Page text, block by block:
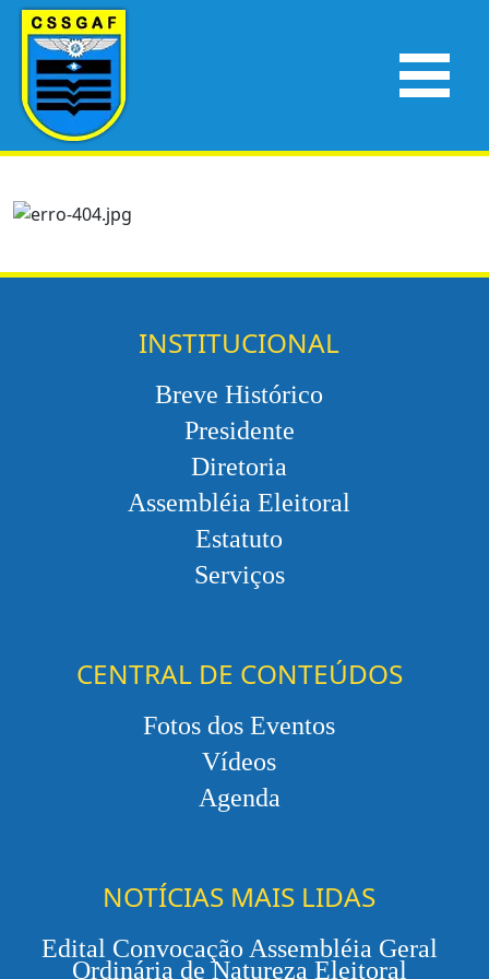
INSTITUCIONAL
Breve Histórico
Presidente
Diretoria
Assembléia Eleitoral
Estatuto
Serviços
CENTRAL DE CONTEÚDOS
Fotos dos Eventos
Vídeos
Agenda
NOTÍCIAS MAIS LIDAS
Edital Convocação Assembléia Geral
Ordinária de Natureza Eleitoral